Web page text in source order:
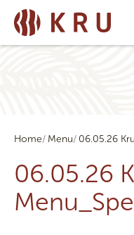
Home Menu 06.05.26
06.05.26